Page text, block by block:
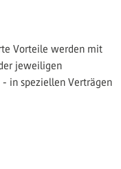
Vorteile werden mit
jeweiligen
in speziellen Verträgen